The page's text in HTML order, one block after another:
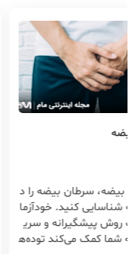
بیضه را د
کنید. خودآزما
و سری
می‌کند توده‌ه
مرد
سداد